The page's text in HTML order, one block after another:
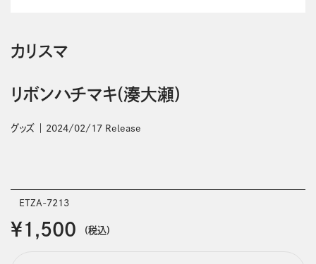
カリスマ
リボンハチマキ(湊大瀬)
グッズ 2024/02/17 Release
ETZA-7213
￥1,500 (税込)